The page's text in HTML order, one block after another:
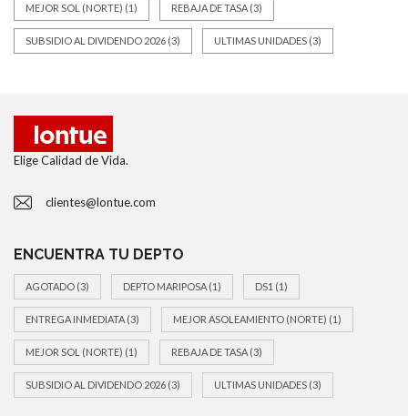
MEJOR SOL (NORTE) (1) REBAJA DE TASA (3)
SUBSIDIO AL DIVIDENDO 2026 (3) ULTIMAS UNIDADES (3)
Elige Calidad de Vida.
clientes@lontue.com
ENCUENTRA TU DEPTO
AGOTADO (3) DEPTO MARIPOSA (1) DS1 (1)
ENTREGA INMEDIATA (3) MEJOR ASOLEAMIENTO (NORTE) (1)
MEJOR SOL (NORTE) (1) REBAJA DE TASA (3)
SUBSIDIO AL DIVIDENDO 2026 (3) ULTIMAS UNIDADES (3)